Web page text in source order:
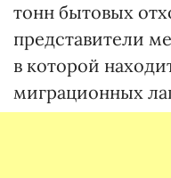
тонн бытовых
представители
в которой
миграционных